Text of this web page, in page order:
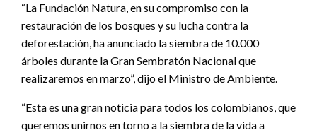
“La Fundación Natura, en su compromiso con la
restauración de los bosques y su lucha contra la
deforestación, ha anunciado la siembra de 10.000
árboles durante la Gran Sembratón Nacional que
realizaremos en marzo”, dijo el Ministro de Ambiente.
“Esta es una gran noticia para todos los colombianos, que
queremos unirnos en torno a la siembra de la vida a